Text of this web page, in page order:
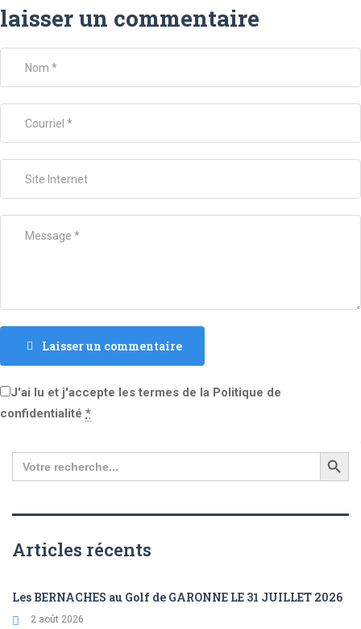
laisser un commentaire
Laisser un commentaire
J'ai lu et j'accepte les termes de la Politique de
confidentialité *
Search
for:
Articles récents
Les BERNACHES au Golf de GARONNE LE 31 JUILLET 2026
2 août 2026